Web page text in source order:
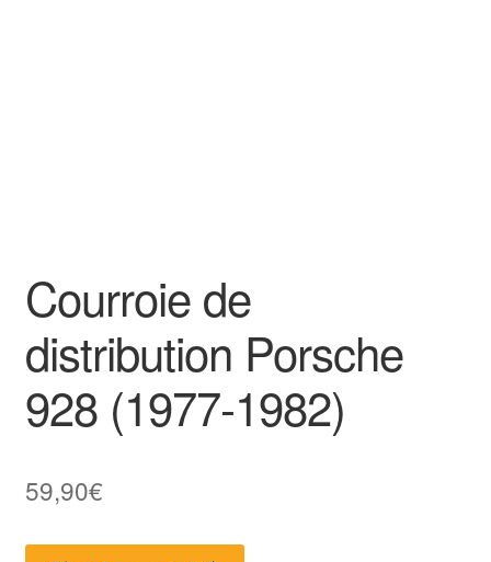
Courroie de
distribution Porsche
928 (1977-1982)
59,90€